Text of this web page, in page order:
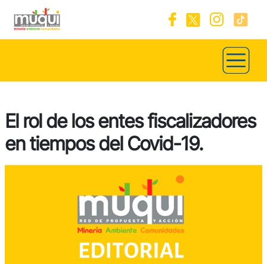
El rol de los entes fiscalizadores
en tiempos del Covid-19.